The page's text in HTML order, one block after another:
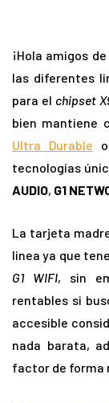
¡Hola amigos
las diferentes
para el chipset
bien mantiene
Ultra Durable o
tecnologías
AUDIO, G1
La tarjeta
linea ya que
G1 WIFI, sin
rentables si
accesible
nada barata,
factor de forma